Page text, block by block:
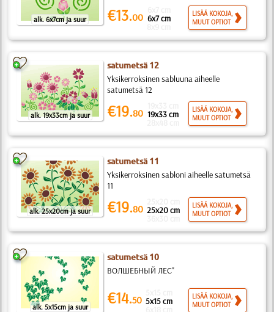
alk. 6x7cm ja suur €13.00 6x7 cm
LISÄÄ KOKOJA,
MUUT OPTIOT
alk. 19x33cm ja suur
satumetsä 12
Yksikerroksinen sabluuna aiheelle
satumetsä 12
€19.80 19x33 cm
LISÄÄ KOKOJA,
MUUT OPTIOT
alk. 25x20cm ja suur
satumetsä 11
Yksikerroksinen sabloni aiheelle satumetsä
11
€19.80 25x20 cm
LISÄÄ KOKOJA,
MUUT OPTIOT
alk. 5x15cm ja suur
satumetsä 10
ВОЛШЕБНЫЙ ЛЕС"
€14.50 5x15 cm
LISÄÄ KOKOJA,
MUUT OPTIOT